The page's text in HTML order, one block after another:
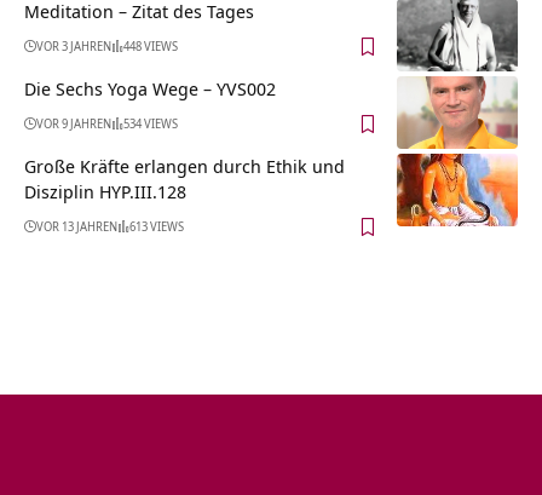
Meditation – Zitat des Tages
VOR 3 JAHREN 448 VIEWS
Die Sechs Yoga Wege – YVS002
VOR 9 JAHREN 534 VIEWS
Große Kräfte erlangen durch Ethik und
Disziplin HYP.III.128
VOR 13 JAHREN 613 VIEWS